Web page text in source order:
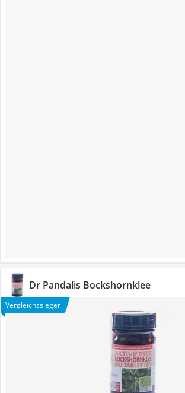
Dr Pandalis Bockshornklee
Vergleichssieger